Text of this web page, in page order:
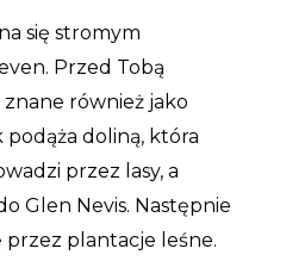
się stromym
Przed Tobą
również jako
podąża doliną, która
przez lasy, a
Glen Nevis. Następnie
plantacje leśne.